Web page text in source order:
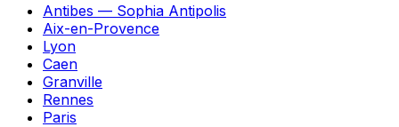
Antibes — Sophia Antipolis
Aix-en-Provence
Lyon
Caen
Granville
Rennes
Paris